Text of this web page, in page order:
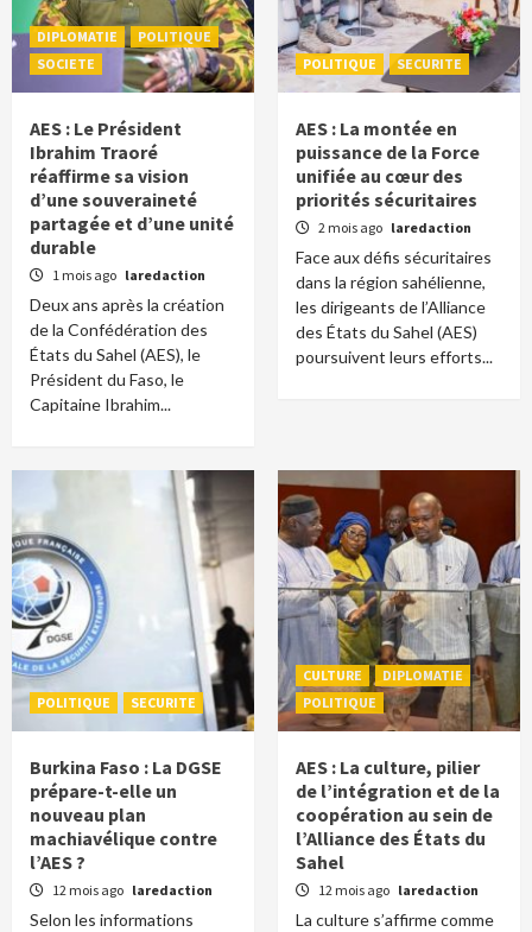
DIPLOMATIE
POLITIQUE
SOCIETE
AES : Le Président
Ibrahim Traoré
réaffirme sa vision
d’une souveraineté
partagée et d’une unité
durable
1 mois ago laredaction
Deux ans après la création
de la Confédération des
États du Sahel (AES), le
Président du Faso, le
Capitaine Ibrahim...
POLITIQUE SECURITE
AES : La montée en
puissance de la Force
unifiée au cœur des
priorités sécuritaires
2 mois ago laredaction
Face aux défis sécuritaires
dans la région sahélienne,
les dirigeants de l’Alliance
des États du Sahel (AES)
poursuivent leurs efforts...
POLITIQUE SECURITE
Burkina Faso : La DGSE
prépare-t-elle un
nouveau plan
machiavélique contre
l’AES ?
12 mois ago laredaction
Selon les informations
CULTURE
DIPLOMATIE
POLITIQUE
AES : La culture, pilier
de l’intégration et de la
coopération au sein de
l’Alliance des États du
Sahel
12 mois ago laredaction
La culture s’affirme comme